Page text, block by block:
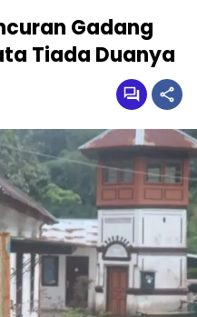
Gadang
Tiada Duanya